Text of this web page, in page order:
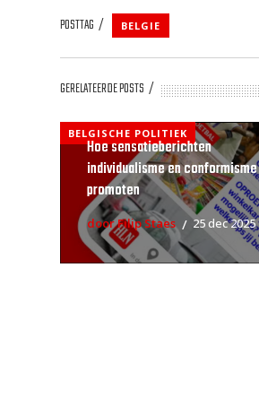
POSTTAG BELGIE
GERELATEERDE POSTS
BELGISCHE POLITIEK
Hoe sensatieberichten
individualisme en conformisme
promoten
door Filip Staes 25 dec 2025